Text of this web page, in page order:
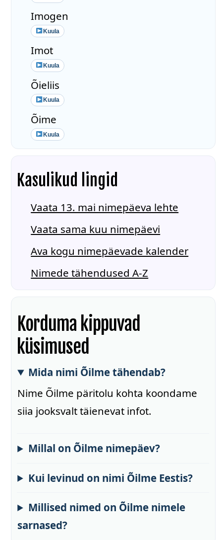
Imogen
Kuula
Imot
Kuula
Õieliis
Kuula
Õime
Kuula
Kasulikud lingid
Vaata 13. mai nimepäeva lehte
Vaata sama kuu nimepäevi
Ava kogu nimepäevade kalender
Nimede tähendused A-Z
Korduma kippuvad
küsimused
Mida nimi Õilme tähendab?
Nime Õilme päritolu kohta koondame
siia jooksvalt täienevat infot.
Millal on Õilme nimepäev?
Kui levinud on nimi Õilme Eestis?
Millised nimed on Õilme nimele
sarnased?